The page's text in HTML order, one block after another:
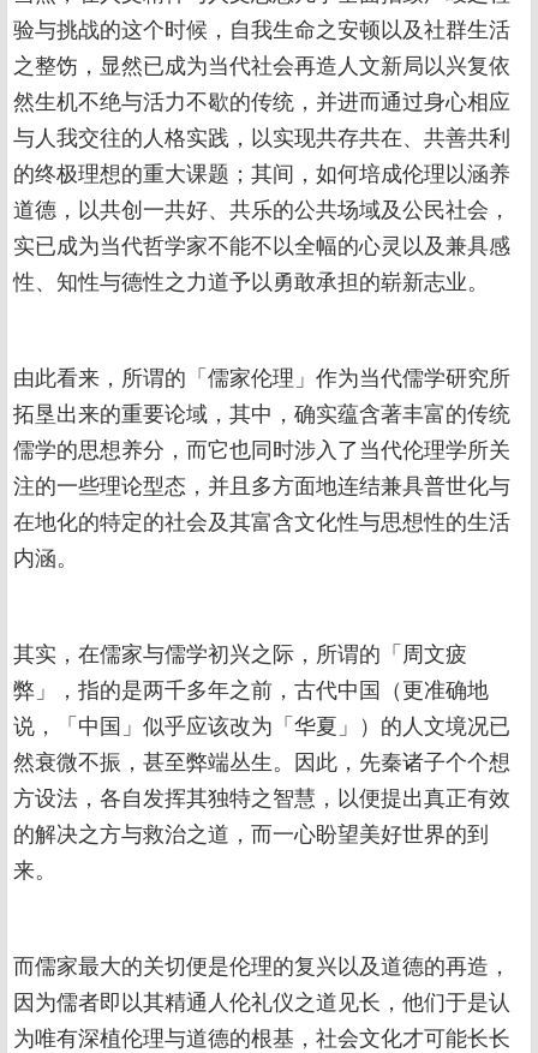
验与挑战的这个时候，自我生命之安顿以及社群生活
之整饬，显然已成为当代社会再造人文新局以兴复依
然生机不绝与活力不歇的传统，并进而通过身心相应
与人我交往的人格实践，以实现共存共在、共善共利
的终极理想的重大课题；其间，如何培成伦理以涵养
道德，以共创一共好、共乐的公共场域及公民社会，
实已成为当代哲学家不能不以全幅的心灵以及兼具感
性、知性与德性之力道予以勇敢承担的崭新志业。
由此看来，所谓的「儒家伦理」作为当代儒学研究所
拓垦出来的重要论域，其中，确实蕴含著丰富的传统
儒学的思想养分，而它也同时涉入了当代伦理学所关
注的一些理论型态，并且多方面地连结兼具普世化与
在地化的特定的社会及其富含文化性与思想性的生活
内涵。
其实，在儒家与儒学初兴之际，所谓的「周文疲
弊」，指的是两千多年之前，古代中国（更准确地
说，「中国」似乎应该改为「华夏」）的人文境况已
然衰微不振，甚至弊端丛生。因此，先秦诸子个个想
方设法，各自发挥其独特之智慧，以便提出真正有效
的解决之方与救治之道，而一心盼望美好世界的到
来。
而儒家最大的关切便是伦理的复兴以及道德的再造，
因为儒者即以其精通人伦礼仪之道见长，他们于是认
为唯有深植伦理与道德的根基，社会文化才可能长长